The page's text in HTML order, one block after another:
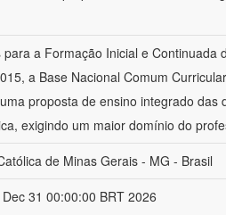
a Formação Inicial e Continuada
a Base Nacional Comum
proposta de ensino integrado das
exigindo um maior domínio do
de Minas Gerais - MG - Brasil
31 00:00:00 BRT 2026